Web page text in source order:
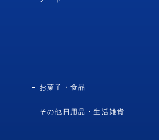
お菓子・食品
その他日用品・生活雑貨